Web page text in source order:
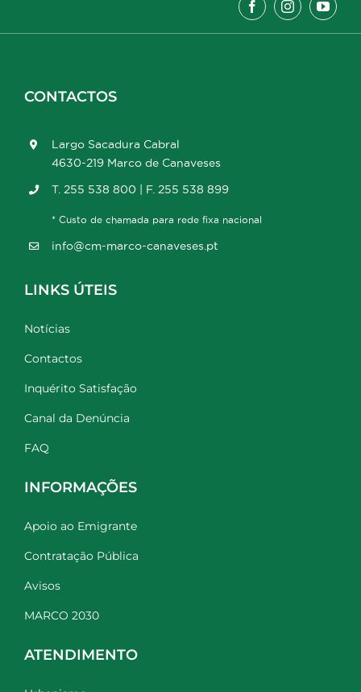
CONTACTOS
Largo Sacadura Cabral
4630-219 Marco de Canaveses
T. 255 538 800 | F. 255 538 899
* Custo de chamada para rede fixa nacional
info@cm-marco-canaveses.pt
LINKS ÚTEIS
Notícias
Contactos
Inquérito Satisfação
Canal da Denúncia
FAQ
INFORMAÇÕES
Apoio ao Emigrante
Contratação Pública
Avisos
MARCO 2030
ATENDIMENTO